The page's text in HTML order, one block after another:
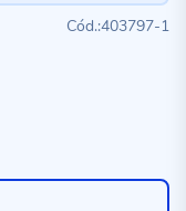
403797-1